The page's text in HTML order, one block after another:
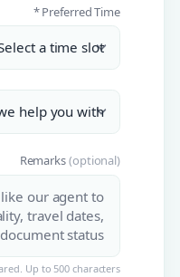
Preferred Time *
Remarks(optional)
Up to 500 characters.